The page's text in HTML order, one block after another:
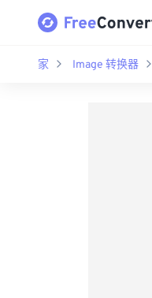
家 Image 转换器